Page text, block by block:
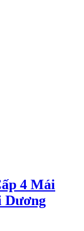
4 Mái
Dương